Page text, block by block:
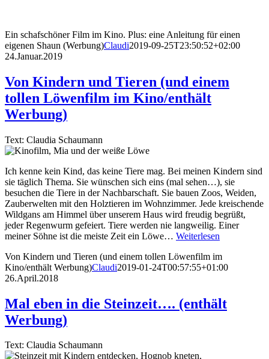
Ein schafschöner Film im Kino. Plus: eine Anleitung für einen
eigenen Shaun (Werbung)Claudi2019-09-25T23:50:52+02:00
24.Januar.2019
Von Kindern und Tieren (und einem
tollen Löwenfilm im Kino/enthält
Werbung)
Text: Claudia Schaumann
Ich kenne kein Kind, das keine Tiere mag. Bei meinen Kindern sind
sie täglich Thema. Sie wünschen sich eins (mal sehen…), sie
besuchen die Tiere in der Nachbarschaft. Sie bauen Zoos, Weiden,
Zauberwelten mit den Holztieren im Wohnzimmer. Jede kreischende
Wildgans am Himmel über unserem Haus wird freudig begrüßt,
jeder Regenwurm gefeiert. Tiere werden nie langweilig. Einer
meiner Söhne ist die meiste Zeit ein Löwe… Weiterlesen
Von Kindern und Tieren (und einem tollen Löwenfilm im
Kino/enthält Werbung)Claudi2019-01-24T00:57:55+01:00
26.April.2018
Mal eben in die Steinzeit…. (enthält
Werbung)
Text: Claudia Schaumann